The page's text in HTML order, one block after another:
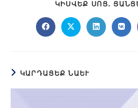
ԿԻՍՎԵՔ ՍՈՑ․
ԿԱՐԴԱՑԵՔ ՆԱԵՒ